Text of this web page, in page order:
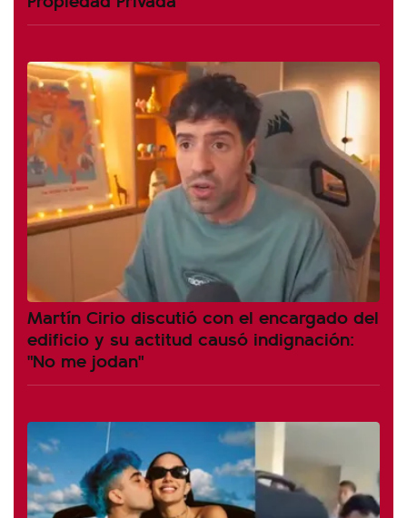
Martín Cirio discutió con el encargado del
edificio y su actitud causó indignación:
"No me jodan"